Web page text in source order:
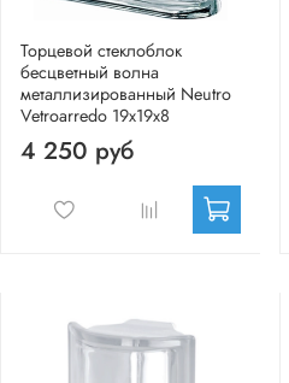
Торцевой стеклоблок
бесцветный волна
металлизированный Neutro
Vetroarredo 19x19x8
4 250 руб